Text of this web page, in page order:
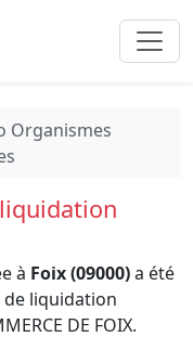
Organismes
à Foix (09000)a été
de liquidation
DE FOIX.